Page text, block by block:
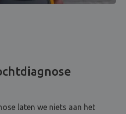
laten we niets aan het